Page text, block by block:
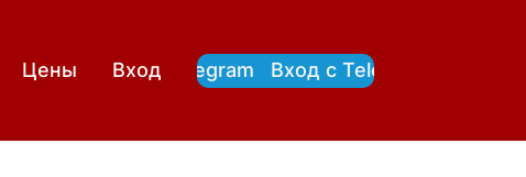
Цены Вход
Вход с Telegram Вход с Telegram